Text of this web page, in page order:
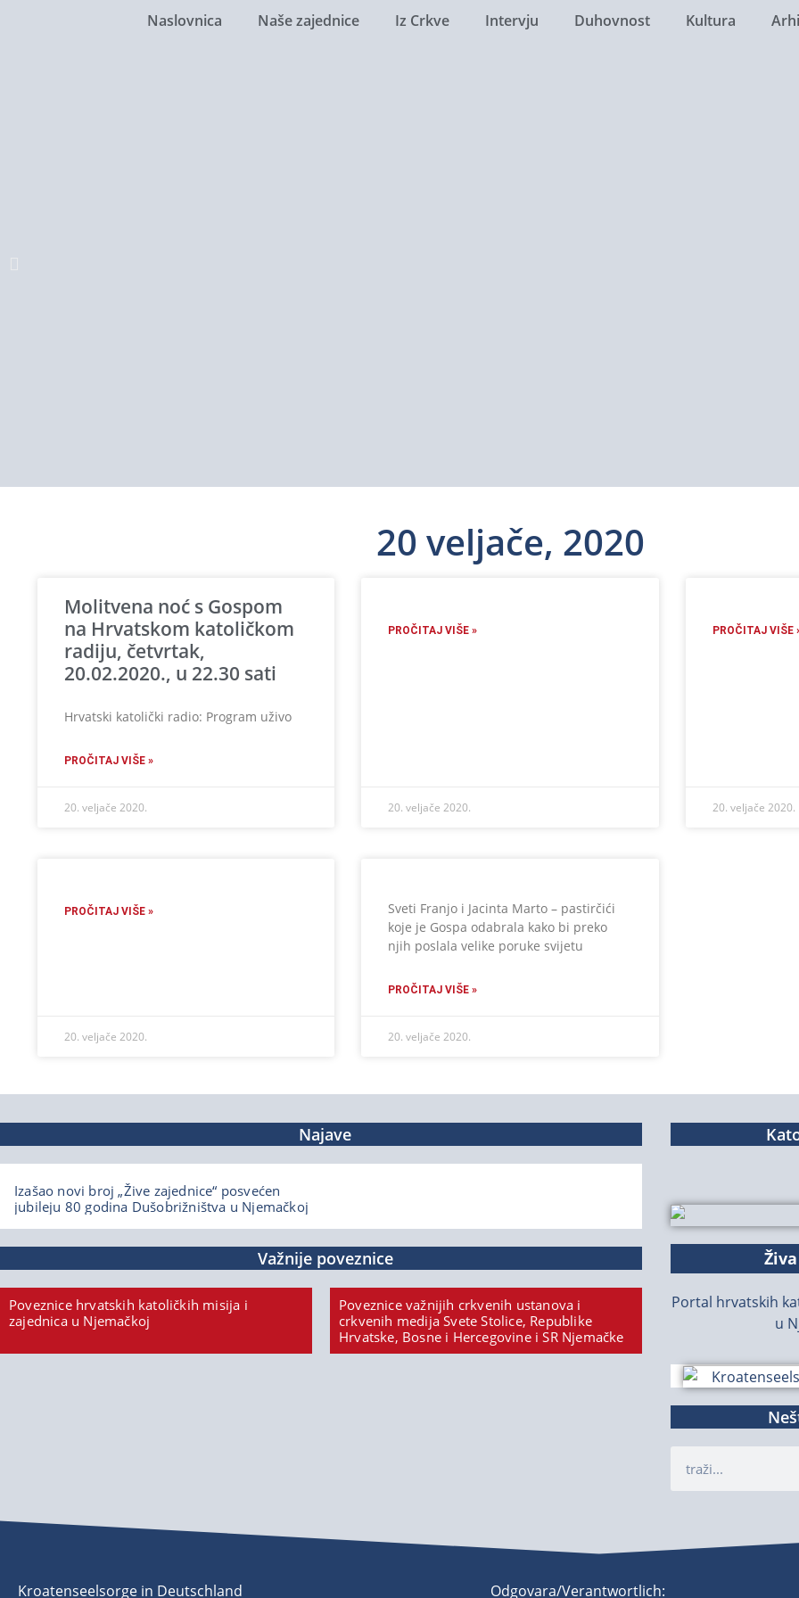
Naslovnica Naše zajednice Iz Crkve Intervju Duhovnost Kultura
20 veljače, 2020
Molitvena noć s Gospom
na Hrvatskom katoličkom
radiju, četvrtak,
20.02.2020., u 22.30 sati
Hrvatski katolički radio: Program uživo
PROČITAJ VIŠE »
20. veljače 2020.
PROČITAJ VIŠE »
20. veljače 2020.
PROČITAJ VIŠE
20. veljače 2020.
PROČITAJ VIŠE »
20. veljače 2020.
Sveti Franjo i Jacinta Marto – pastirčići
koje je Gospa odabrala kako bi preko
njih poslala velike poruke svijetu
PROČITAJ VIŠE »
20. veljače 2020.
Najave
Izašao novi broj „Žive zajednice“ posvećen
jubileju 80 godina Dušobrižništva u Njemačkoj
Važnije poveznice
Poveznice hrvatskih katoličkih misija i
zajednica u Njemačkoj
Poveznice važnijih crkvenih ustanova i
crkvenih medija Svete Stolice, Republike
Hrvatske, Bosne i Hercegovine i SR Njemačke
Portal hrvatskih
u
Kroatenseelsorge in Deutschland Odgovara/Verantwortlich: